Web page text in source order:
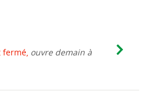
fermé, ouvre demain à